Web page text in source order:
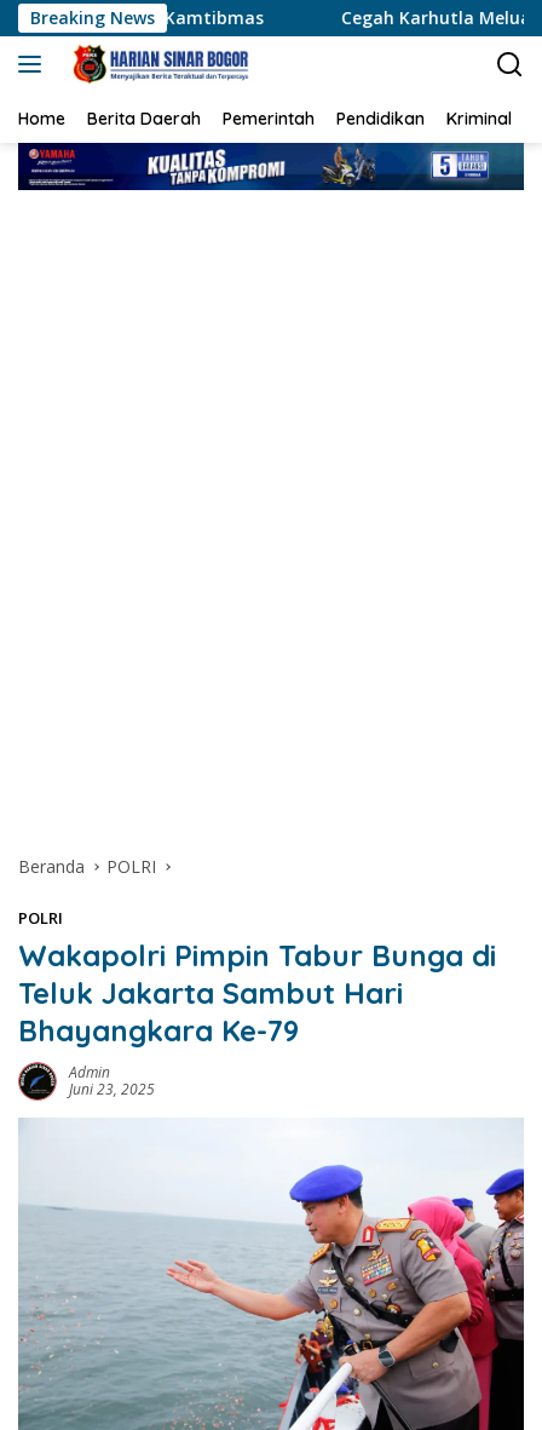
Langsung
ke
konten
Breaking News Cegah Karhutla Meluas, Wakapolda Riau
Home Berita Daerah Pemerintah Pendidikan Kriminal
Beranda POLRI
POLRI
Wakapolri Pimpin Tabur Bunga di
Teluk Jakarta Sambut Hari
Bhayangkara Ke-79
Admin
Juni 23, 2025